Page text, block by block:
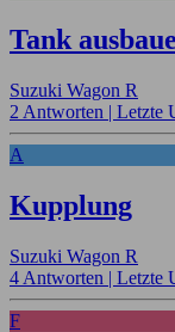
Tank
Suzuki Wagon R
2 Antworten | Letzte
A
Kupplung
Suzuki Wagon R
4 Antworten | Letzte
F